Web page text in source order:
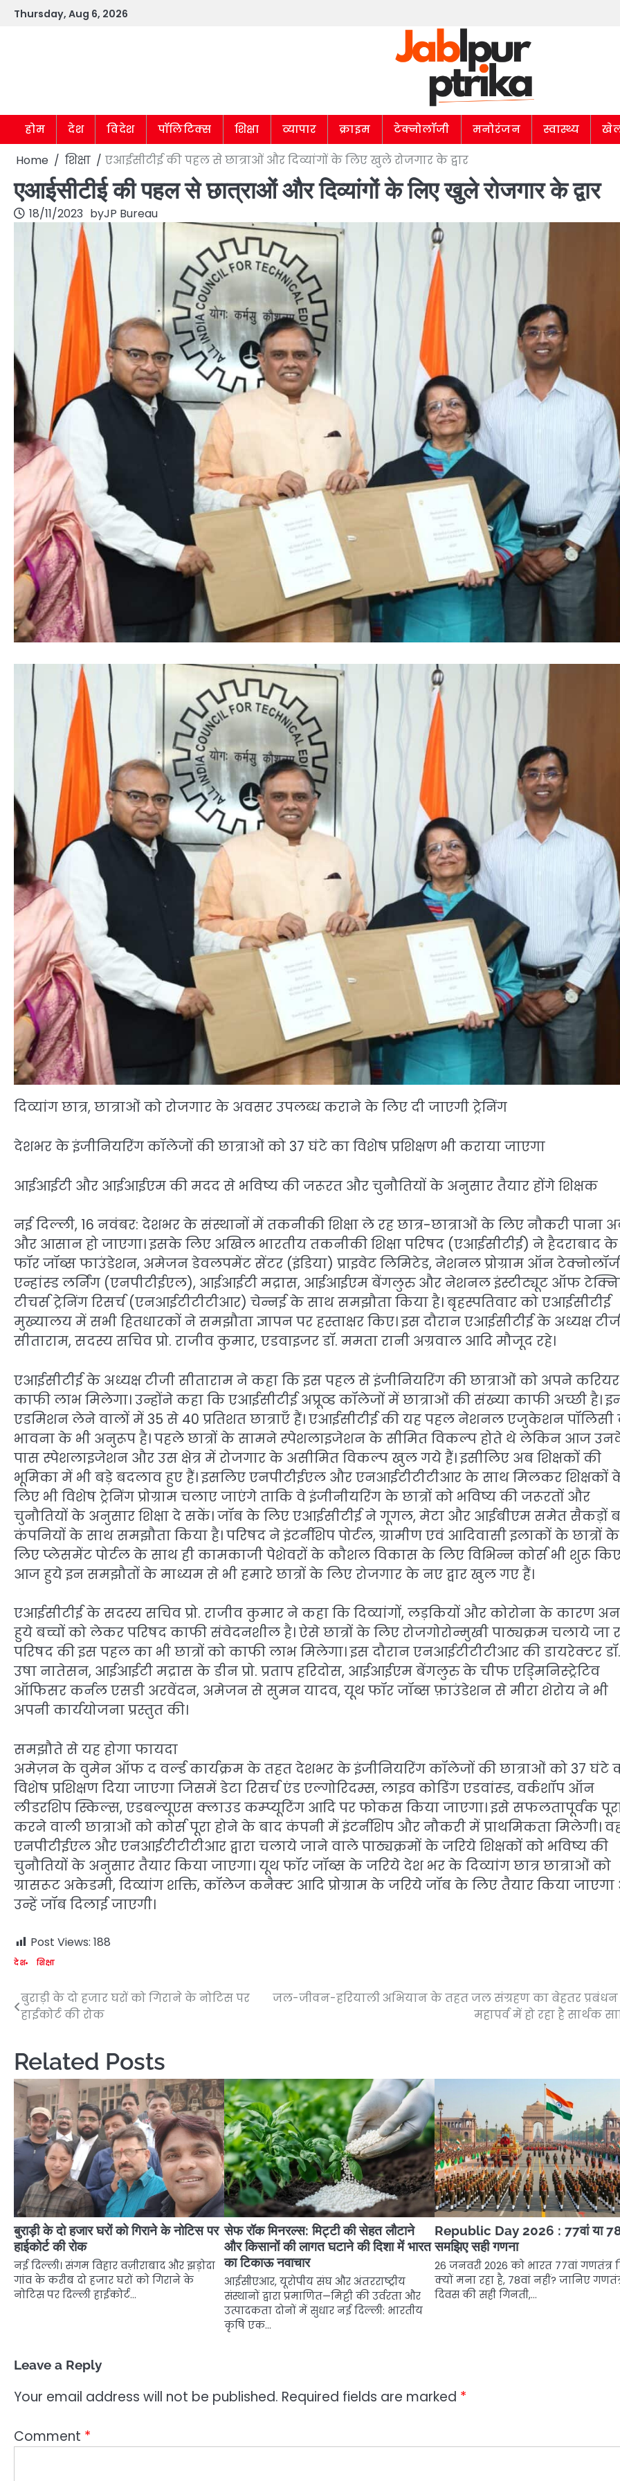
SkipThursday, Aug 6, 2026
होम देश विदेश पॉलिटिक्स शिक्षा व्यापार क्राइम टेक्नोलॉजी मनोरंजन स्वास्थ्य
Home शिक्षा एआईसीटीई की पहल से छात्राओं और दिव्यांगों के लिए खुले रोजगार के द्वार
एआईसीटीई की पहल से छात्राओं और दिव्यांगों के लिए खुले रोजगार के द्वार
18/11/2023 byJP Bureau
दिव्यांग छात्र, छात्राओं को रोजगार के अवसर उपलब्ध कराने के लिए दी जाएगी ट्रेनिंग
देशभर के इंजीनियरिंग कॉलेजों की छात्राओं को 37 घंटे का विशेष प्रशिक्षण भी कराया जाएगा
आईआईटी और आईआईएम की मदद से भविष्य की जरूरत और चुनौतियों के अनुसार तैयार होंगे शिक्षक
नई दिल्ली, 16 नवंबर: देशभर के संस्थानों में तकनीकी शिक्षा ले रह छात्र-छात्राओं के लिए नौकरी पाना
और आसान हो जाएगा। इसके लिए अखिल भारतीय तकनीकी शिक्षा परिषद (एआईसीटीई) ने हैदराबाद
फॉर जॉब्स फाउंडेशन, अमेजन डेवलपमेंट सेंटर (इंडिया) प्राइवेट लिमिटेड, नेशनल प्रोग्राम ऑन
एन्हांस्ड लर्निंग (एनपीटीईएल), आईआईटी मद्रास, आईआईएम बेंगलुरु और नेशनल इंस्टीट्यूट ऑफ
टीचर्स ट्रेनिंग रिसर्च (एनआईटीटीटीआर) चेन्नई के साथ समझौता किया है। बृहस्पतिवार को एआईसीटीई
मुख्यालय में सभी हितधारकों ने समझौता ज्ञापन पर हस्ताक्षर किए। इस दौरान एआईसीटीई के अध्यक्ष
सीताराम, सदस्य सचिव प्रो. राजीव कुमार, एडवाइजर डॉ. ममता रानी अग्रवाल आदि मौजूद रहे।
एआईसीटीई के अध्यक्ष टीजी सीताराम ने कहा कि इस पहल से इंजीनियरिंग की छात्राओं को अपने
काफी लाभ मिलेगा। उन्होंने कहा कि एआईसीटीई अप्रूव्ड कॉलेजों में छात्राओं की संख्या काफी अच्छी है।
एडमिशन लेने वालों में 35 से 40 प्रतिशत छात्राएँ हैं। एआईसीटीई की यह पहल नेशनल एजुकेशन पॉलिसी
भावना के भी अनुरूप है। पहले छात्रों के सामने स्पेशलाइजेशन के सीमित विकल्प होते थे लेकिन आज
पास स्पेशलाइजेशन और उस क्षेत्र में रोजगार के असीमित विकल्प खुल गये हैं। इसीलिए अब शिक्षकों की
भूमिका में भी बड़े बदलाव हुए हैं। इसलिए एनपीटीईएल और एनआईटीटीटीआर के साथ मिलकर शिक्षकों
लिए भी विशेष ट्रेनिंग प्रोग्राम चलाए जाएंगे ताकि वे इंजीनीयरिंग के छात्रों को भविष्य की जरूरतों और
चुनौतियों के अनुसार शिक्षा दे सकें। जॉब के लिए एआईसीटीई ने गूगल, मेटा और आईबीएम समेत सैकड़ों
कंपनियों के साथ समझौता किया है। परिषद ने इंटर्नशिप पोर्टल, ग्रामीण एवं आदिवासी इलाकों के छात्रों के
लिए प्लेसमेंट पोर्टल के साथ ही कामकाजी पेशेवरों के कौशल विकास के लिए विभिन्न कोर्स भी शुरू किए
आज हुये इन समझौतों के माध्यम से भी हमारे छात्रों के लिए रोजगार के नए द्वार खुल गए हैं।
एआईसीटीई के सदस्य सचिव प्रो. राजीव कुमार ने कहा कि दिव्यांगों, लड़कियों और कोरोना के कारण
हुये बच्चों को लेकर परिषद काफी संवेदनशील है। ऐसे छात्रों के लिए रोजगोरोन्मुखी पाठ्यक्रम चलाये जा
परिषद की इस पहल का भी छात्रों को काफी लाभ मिलेगा। इस दौरान एनआईटीटीटीआर की डायरेक्टर डॉ.
उषा नातेसन, आईआईटी मद्रास के डीन प्रो. प्रताप हरिदोस, आईआईएम बेंगलुरु के चीफ एड्मिनिस्ट्रेटिव
ऑफिसर कर्नल एसडी अरवेंदन, अमेजन से सुमन यादव, यूथ फॉर जॉब्स फ़ाउंडेशन से मीरा शेरोय ने भी
अपनी कार्ययोजना प्रस्तुत की।
समझौते से यह होगा फायदा
अमेज़न के वुमेन ऑफ द वर्ल्ड कार्यक्रम के तहत देशभर के इंजीनियरिंग कॉलेजों की छात्राओं को 37 घंटे
विशेष प्रशिक्षण दिया जाएगा जिसमें डेटा रिसर्च एंड एल्गोरिदम्स, लाइव कोडिंग एडवांस्ड, वर्कशॉप ऑन
लीडरशिप स्किल्स, एडबल्यूएस क्लाउड कम्प्यूटिंग आदि पर फोकस किया जाएगा। इसे सफलतापूर्वक
करने वाली छात्राओं को कोर्स पूरा होने के बाद कंपनी में इंटर्नशिप और नौकरी में प्राथमिकता मिलेगी।
एनपीटीईएल और एनआईटीटीटीआर द्वारा चलाये जाने वाले पाठ्यक्रमों के जरिये शिक्षकों को भविष्य की
चुनौतियों के अनुसार तैयार किया जाएगा। यूथ फॉर जॉब्स के जरिये देश भर के दिव्यांग छात्र छात्राओं को
ग्रासरूट अकेडमी, दिव्यांग शक्ति, कॉलेज कनैक्ट आदि प्रोग्राम के जरिये जॉब के लिए तैयार किया
उन्हें जॉब दिलाई जाएगी।
Post Views: 188
देश शिक्षा
Post
navigation
बुराड़ी के दो हजार घरों को गिराने के नोटिस पर
हाईकोर्ट की रोक
जल-जीवन-हरियाली अभियान के तहत जल संग्रहण का बेहतर
महापर्व में हो रहा है सार्थक
Related Posts
बुराड़ी के दो हजार घरों को गिराने के नोटिस पर
हाईकोर्ट की रोक
नई दिल्ली। संगम विहार वज़ीराबाद और झड़ोदा
गांव के करीब दो हजार घरों को गिराने के
नोटिस पर दिल्ली हाईकोर्ट…
सेफ रॉक मिनरल्स: मिट्टी की सेहत लौटाने
और किसानों की लागत घटाने की दिशा में भारत
का टिकाऊ नवाचार
आईसीएआर, यूरोपीय संघ और अंतरराष्ट्रीय
संस्थानों द्वारा प्रमाणित—मिट्टी की उर्वरता और
उत्पादकता दोनों में सुधार नई दिल्ली: भारतीय
कृषि एक…
Republic Day 2026 : 77वां या
समझिए सही गणना
26 जनवरी 2026 को भारत 77वां गणतंत्र
क्यों मना रहा है, 78वां नहीं? जानिए
दिवस की सही गिनती,…
Leave a Reply
Your email address will not be published. Required fields are marked *
Comment *